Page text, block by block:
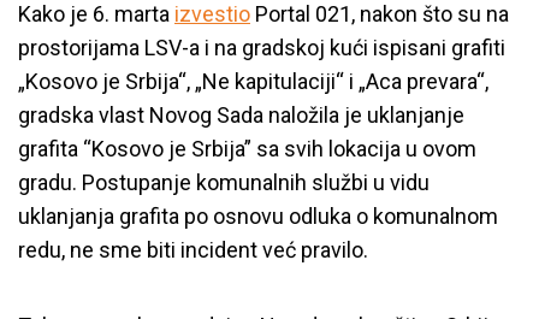
Kako je 6. marta izvestio Portal 021, nakon što su na
prostorijama LSV-a i na gradskoj kući ispisani grafiti
„Kosovo je Srbija“, „Ne kapitulaciji“ i „Aca prevara“,
gradska vlast Novog Sada naložila je uklanjanje
grafita “Kosovo je Srbija” sa svih lokacija u ovom
gradu. Postupanje komunalnih službi u vidu
uklanjanja grafita po osnovu odluka o komunalnom
redu, ne sme biti incident već pravilo.